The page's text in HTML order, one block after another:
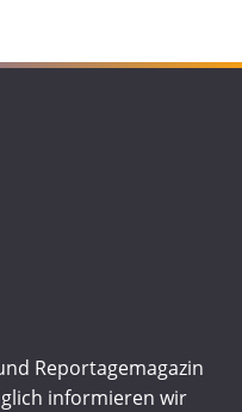
Reportagemagazin
informieren wir